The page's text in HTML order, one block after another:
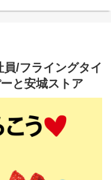
カルチャーがあるから。
になれるのが
。
す！
tiger-copenhagen
/フライングタイ
と安城ストア